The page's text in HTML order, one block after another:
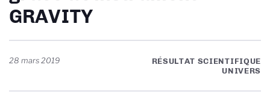
GRAVITY
28 mars 2019
RÉSULTAT SCIENTIFIQUE
UNIVERS